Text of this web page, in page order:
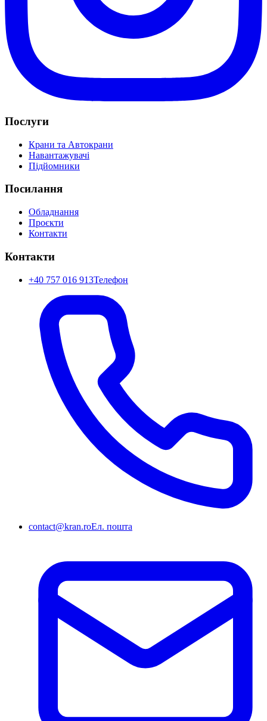
Послуги
Крани та Автокрани
Навантажувачі
Підйомники
Посилання
Обладнання
Проєкти
Контакти
Контакти
+40 757 016 913Телефон
contact@kran.roЕл. пошта